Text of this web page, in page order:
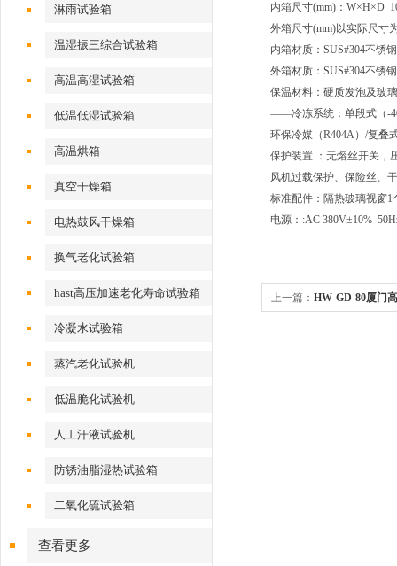
淋雨试验箱
温湿振三综合试验箱
高温高湿试验箱
低温低湿试验箱
高温烘箱
真空干燥箱
电热鼓风干燥箱
换气老化试验箱
hast高压加速老化寿命试验箱
冷凝水试验箱
蒸汽老化试验机
低温脆化试验机
人工汗液试验机
防锈油脂湿热试验箱
二氧化硫试验箱
查看更多
内箱尺寸(mm)：W×H×D
外箱尺寸(mm)以实际尺寸
内箱材质：SUS#304不锈钢
外箱材质：SUS#304不锈钢
保温材料：硬质发泡及玻
——冷冻系统：单段式（-
环保冷媒（R404A）/复叠
保护装置 ：无熔丝开关，
风机过载保护、保险丝、
标准配件：隔热玻璃视窗1
电源：:AC 380V±10%
上一篇： HW-GD-80厦门